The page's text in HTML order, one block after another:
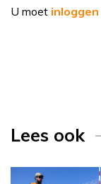
U moet inloggen
Lees ook